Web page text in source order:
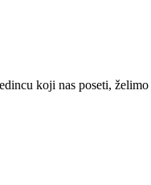
koji nas poseti,